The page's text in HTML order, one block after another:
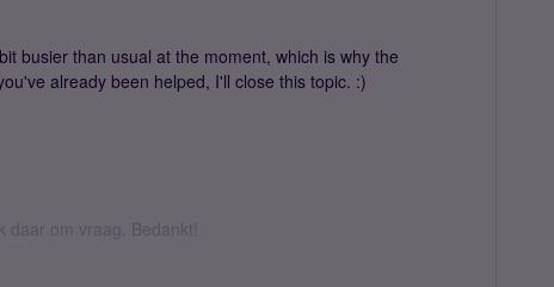
busier than usual at the moment, which is why the
already been helped, I'll close this topic. :)
daar om vraag. Bedankt!